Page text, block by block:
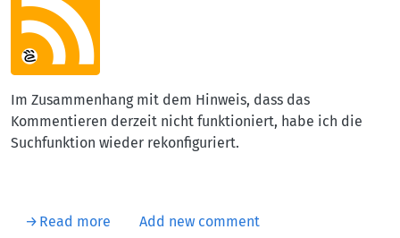
Im Zusammenhang mit dem Hinweis, dass das
Kommentieren derzeit nicht funktioniert, habe ich die
Suchfunktion wieder rekonfiguriert.
Read more about Webseite neu gestaltet (2)
Add new comment